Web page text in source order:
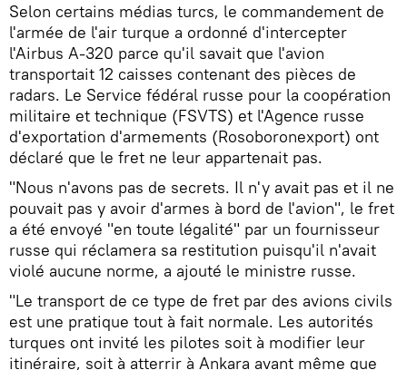
Selon certains médias turcs, le commandement de
l'armée de l'air turque a ordonné d'intercepter
l'Airbus A-320 parce qu'il savait que l'avion
transportait 12 caisses contenant des pièces de
radars. Le Service fédéral russe pour la coopération
militaire et technique (FSVTS) et l'Agence russe
d'exportation d'armements (Rosoboronexport) ont
déclaré que le fret ne leur appartenait pas.
"Nous n'avons pas de secrets. Il n'y avait pas et il ne
pouvait pas y avoir d'armes à bord de l'avion", le fret
a été envoyé "en toute légalité" par un fournisseur
russe qui réclamera sa restitution puisqu'il n'avait
violé aucune norme, a ajouté le ministre russe.
"Le transport de ce type de fret par des avions civils
est une pratique tout à fait normale. Les autorités
turques ont invité les pilotes soit à modifier leur
itinéraire, soit à atterrir à Ankara avant même que